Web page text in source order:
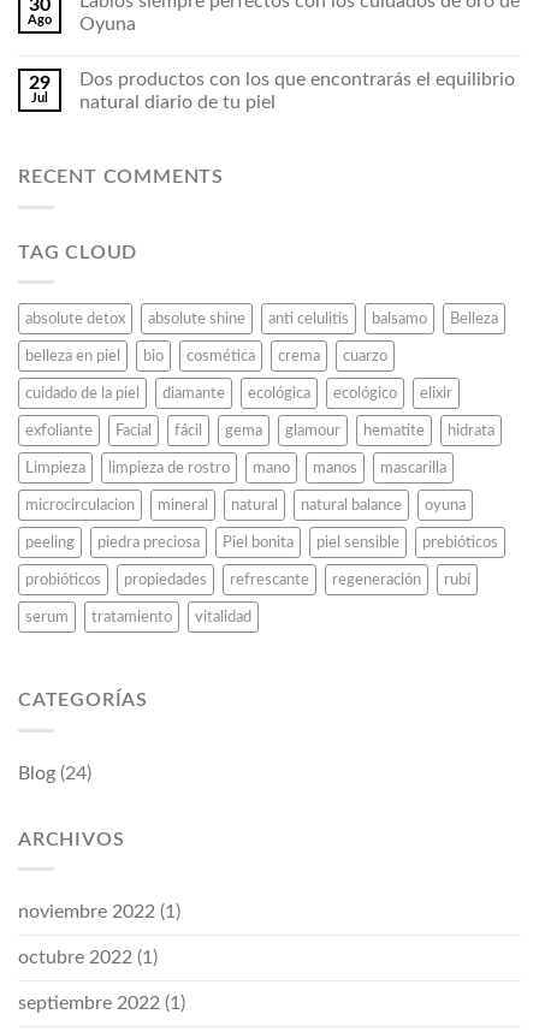
30
Ago
Oyuna
29
Jul
Dos productos con los que encontrarás el equilibrio
natural diario de tu piel
RECENT COMMENTS
TAG CLOUD
absolute detox absolute shine anti celulitis balsamo Belleza
belleza en piel bio cosmética crema cuarzo
cuidado de la piel diamante ecológica ecológico elixir
exfoliante Facial fácil gema glamour hematite hidrata
Limpieza limpieza de rostro mano manos mascarilla
microcirculacion mineral natural natural balance oyuna
peeling piedra preciosa Piel bonita piel sensible prebióticos
probióticos propiedades refrescante regeneración rubí
serum tratamiento vitalidad
CATEGORÍAS
Blog (24)
ARCHIVOS
noviembre 2022 (1)
octubre 2022 (1)
septiembre 2022 (1)